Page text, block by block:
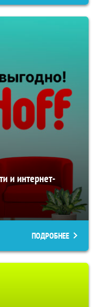
и интернет-
ПОДРОБНЕЕ